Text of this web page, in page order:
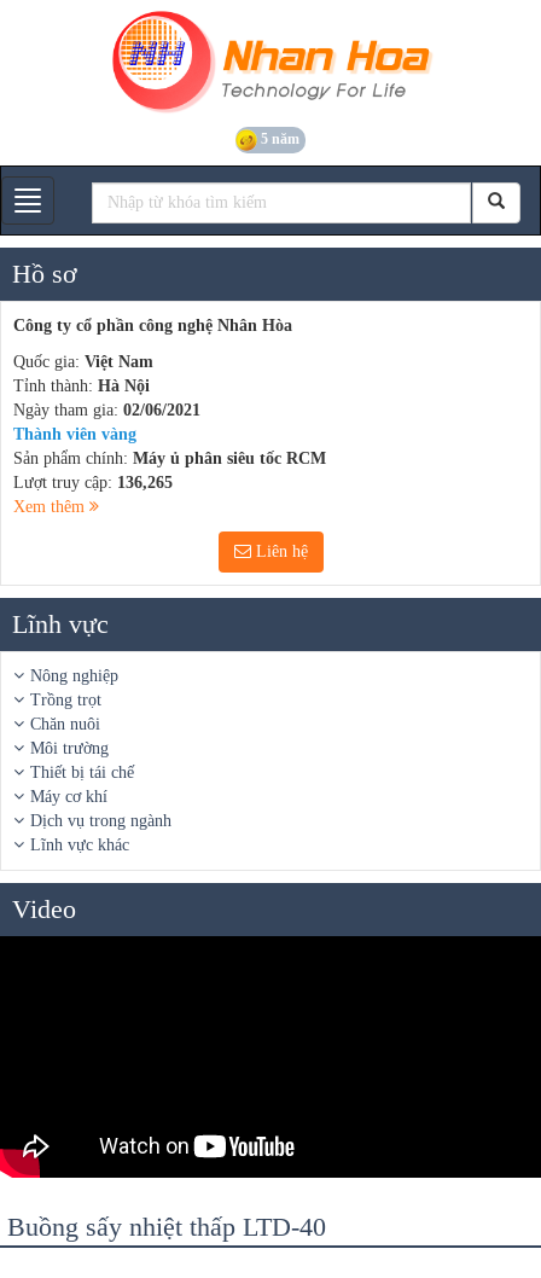
5 năm
Gian hàng
Hồ sơ
Công ty cổ phần công nghệ Nhân Hòa
Quốc gia: Việt Nam
Tỉnh thành: Hà Nội
Ngày tham gia: 02/06/2021
Thành viên vàng
Sản phẩm chính: Máy ủ phân siêu tốc RCM
Lượt truy cập: 136,265
Xem thêm
Liên hệ
Lĩnh vực
Nông nghiệp
Trồng trọt
Chăn nuôi
Môi trường
Thiết bị tái chế
Máy cơ khí
Dịch vụ trong ngành
Lĩnh vực khác
Video
Buồng sấy nhiệt thấp LTD-40